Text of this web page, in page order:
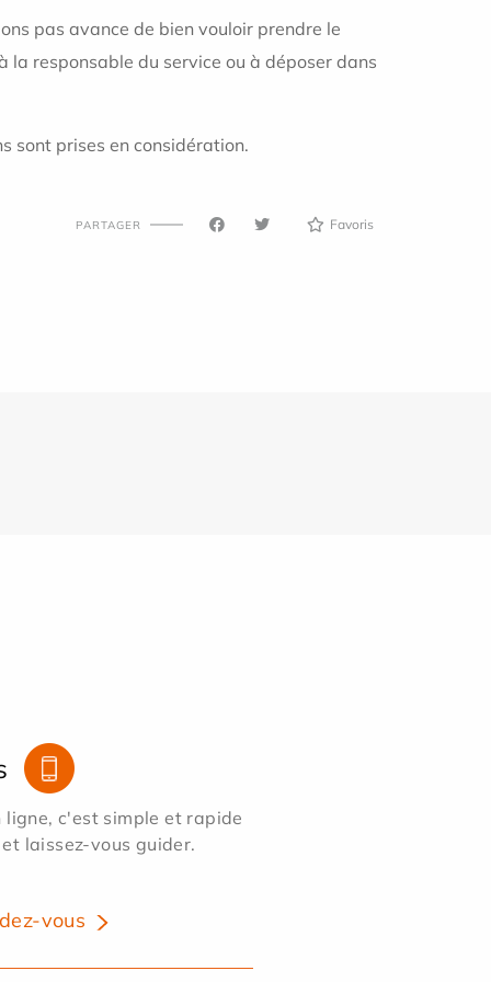
pas avance de bien vouloir prendre le
responsable du service ou à déposer dans
sont prises en considération.
PARTAGER Favoris
ligne, c'est simple et rapide
laissez-vous guider.
vous